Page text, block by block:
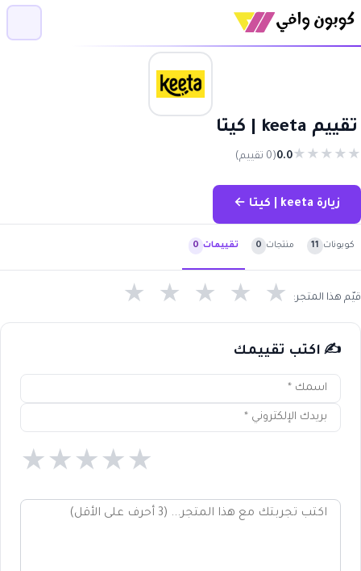
تقييم keeta | كيتا
★
★
★
★
★
0.0(0 تقييم)
زيارة keeta | كيتا ←
كوبونات 11 منتجات 0 تقييمات 0
قيّم هذا المتجر: ★ ★ ★ ★ ★
✍️ اكتب تقييمك
★ ★ ★ ★ ★